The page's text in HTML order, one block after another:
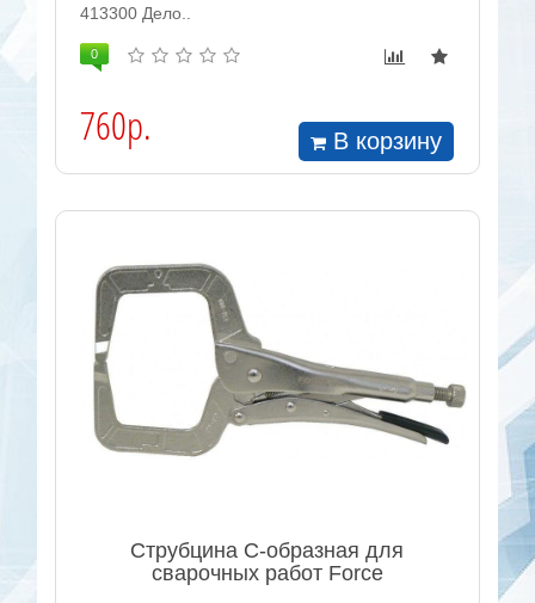
413300 Дело..
0
760р. В корзину
Струбцина C-образная для
сварочных работ Force